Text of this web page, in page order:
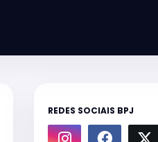
REDES SOCIAIS BPJ